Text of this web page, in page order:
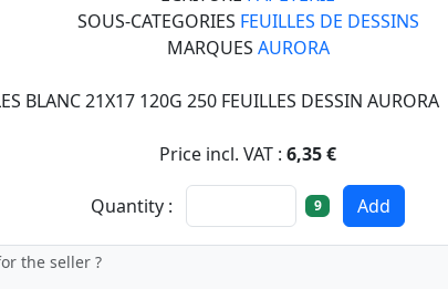
SOUS-CATEGORIES FEUILLES DE DESSINS
MARQUES AURORA
BLANC 21X17 120G 250 FEUILLES DESSIN AURORA
Price incl. VAT : 6,35 €
Quantity : 9 Add